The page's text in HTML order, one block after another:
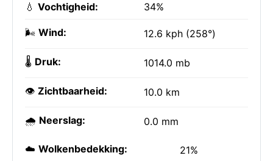
💧 Vochtigheid: 34%
🌬️ Wind: 12.6 kph (258°)
🌡️ Druk: 1014.0 mb
👁️ Zichtbaarheid: 10.0 km
🌧️ Neerslag: 0.0 mm
☁️ Wolkenbedekking: 21%